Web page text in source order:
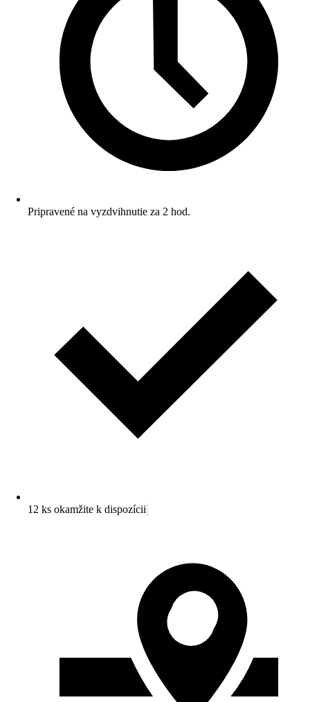
Pripravené na vyzdvihnutie za 2 hod.
12 ks okamžite k dispozícii